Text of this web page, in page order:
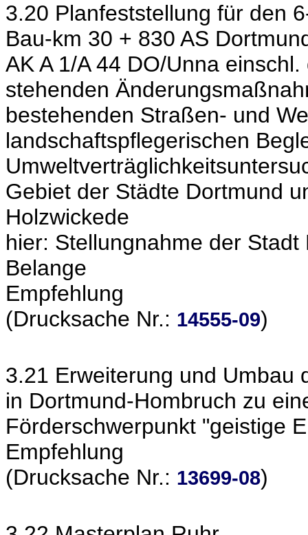
3.20 Planfeststellung für den
Bau-km 30 + 830 AS
AK A 1/A 44 DO/Unna
stehenden
bestehenden Straßen- und
landschaftspflegerischen
Gebiet der Städte Dortmund
Holzwickede
hier: Stellungnahme der
Belange
Empfehlung
(Drucksache Nr.: 14555-09)
3.21 Erweiterung und Umbau
in Dortmund-Hombruch zu
Förderschwerpunkt "geistige
Empfehlung
(Drucksache Nr.: 13699-08)